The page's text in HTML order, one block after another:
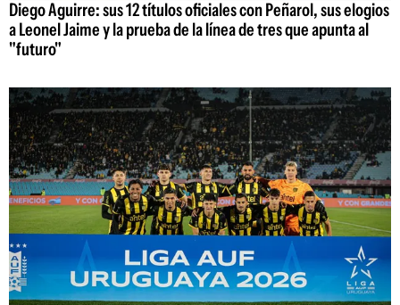
Diego Aguirre: sus 12 títulos oficiales con Peñarol, sus elogios
a Leonel Jaime y la prueba de la línea de tres que apunta al
"futuro"